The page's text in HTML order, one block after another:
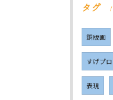
タグ
銅版画
すげプロ
表現